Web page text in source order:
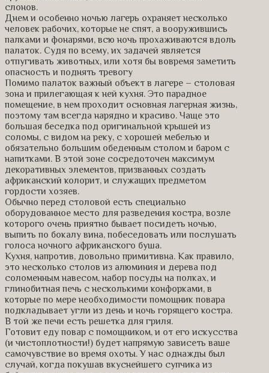
слонов.
Днем и особенно ночью лагерь охраняет несколько
человек рабочих, которые не спят, а вооружившись
палками и фонарями, всю ночь прохаживаются вдоль
палаток. Судя по всему, их задачей является
отпугивать животных, или хотя бы вовремя заметить
опасность и поднять тревогу
Помимо палаток важный объект в лагере – столовая
зона и прилегающая к ней кухня. Это парадное
помещение, в нем проходит основная лагерная жизнь,
поэтому там всегда нарядно и красиво. Чаще это
большая беседка под оригинальной крышей из
соломы, с видом на реку, с хорошей мебелью и
обязательно большим обеденным столом и баром с
напитками. В этой зоне сосредоточен максимум
декоративных элементов, призванных создать
африканский колорит, и служащих предметом
гордости хозяев.
Обычно перед столовой есть специально
оборудованное место для разведения костра, возле
которого очень приятно бывает посидеть ночью,
выпить по бокалу вина, побеседовать или послушать
голоса ночного африканского буша.
Кухня, напротив, довольно примитивна. Как правило,
это несколько столов из алюминия и дерева под
соломенным навесом, набор посуды на полках, и
глинобитная печь с несколькими конфорками, в
которые по мере необходимости помощник повара
подкладывает угли из день и ночь горящего костра.
В той же печи есть решетка для гриля.
Готовит еду повар с помощником, и от его искусства
(и чистоплотности!) будет напрямую зависеть ваше
самочувствие во время охоты. У нас однажды был
случай, когда покушав вкуснейшего супчика из